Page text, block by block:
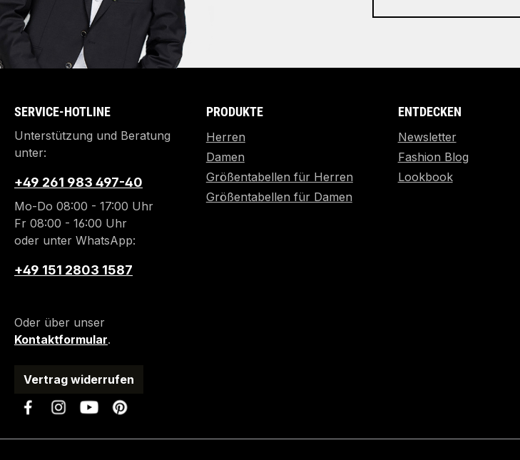
SERVICE-HOTLINE
Unterstützung und Beratung
unter:
+49 261 983 497-40
Mo-Do 08:00 - 17:00 Uhr
Fr 08:00 - 16:00 Uhr
oder unter WhatsApp:
+49 151 2803 1587
Oder über unser
Kontaktformular.
Vertrag widerrufen
PRODUKTE
Herren
Damen
Größentabellen für Herren
Größentabellen für Damen
ENTDECKEN
Newsletter
Fashion Blog
Lookbook